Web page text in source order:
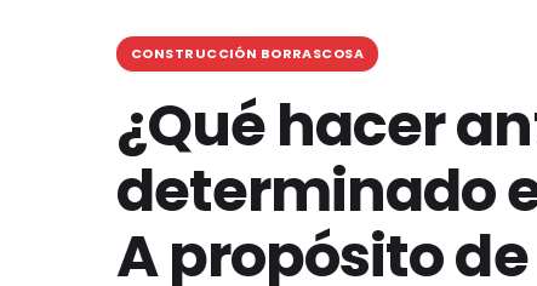
CONSTRUCCIÓN BORRASCOSA
¿Qué hacer
determinado
A propósito